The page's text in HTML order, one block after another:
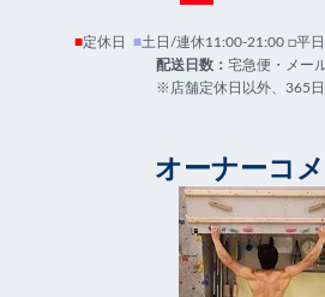
■定休日 ■土日/連休11:00-21:00 □平
配送日数： 宅急便・メー
※店舗定休日以外、365
オーナーコ